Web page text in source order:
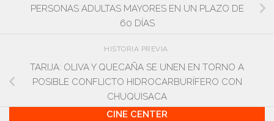
PERSONAS ADULTAS MAYORES EN UN PLAZO DE
60 DÍAS
HISTORIA PREVIA
TARIJA: OLIVA Y QUECAÑA SE UNEN EN TORNO A
POSIBLE CONFLICTO HIDROCARBURÍFERO CON
CHUQUISACA
CINE CENTER